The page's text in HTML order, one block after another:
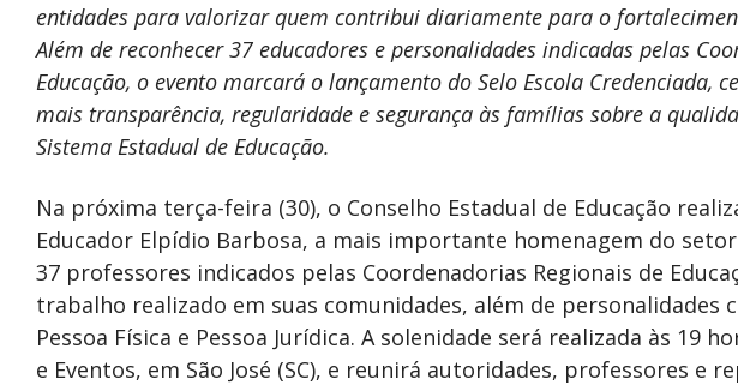
entidades para valorizar quem contribui diariamente para o
Além de reconhecer 37 educadores e personalidades indicadas pelas
Educação, o evento marcará o lançamento do Selo Escola Credenciada,
mais transparência, regularidade e segurança às famílias sobre a
Sistema Estadual de Educação.
Na próxima terça-feira (30), o Conselho Estadual de Educação
Educador Elpídio Barbosa, a mais importante homenagem do
37 professores indicados pelas Coordenadorias Regionais de
trabalho realizado em suas comunidades, além de personalidades
Pessoa Física e Pessoa Jurídica. A solenidade será realizada às 19
e Eventos, em São José (SC), e reunirá autoridades, professores e